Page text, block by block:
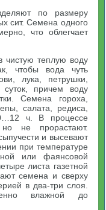
по размеру
сит. Семена одного
что облегчает
теплую воду
чтобы вода чуть
лука, петрушки,
причем воду
Семена гороха,
салата, редиса,
ч. В процессе
не прорастают.
и высевают
при температуре
или фаянсовой
листа газетной
семена и сверху
в два-три слоя.
влажной до